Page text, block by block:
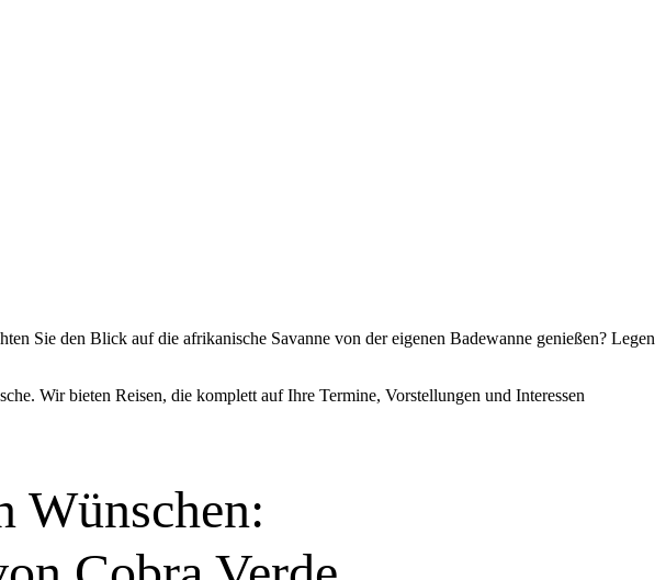
Sie den Blick auf die afrikanische Savanne von der eigenen Badewanne genießen? Legen
Wir bieten Reisen, die komplett auf Ihre Termine, Vorstellungen und Interessen
Wünschen: